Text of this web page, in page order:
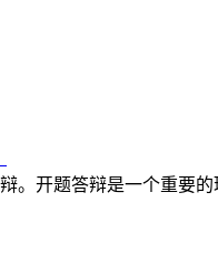
开题答辩是一个重要